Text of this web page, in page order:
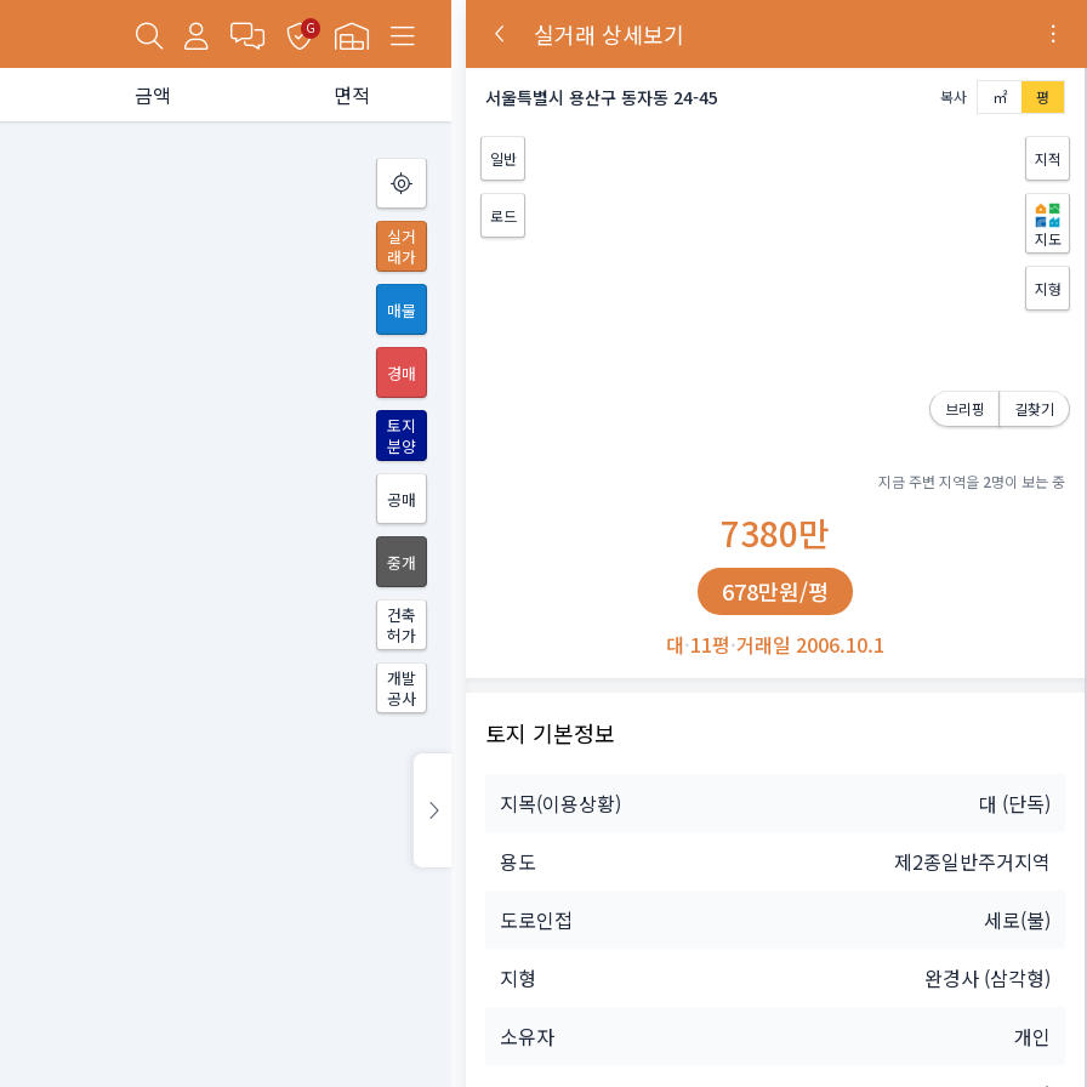
G
금액 면적
실거
래가
매물
경매
토지
분양
공매
중개
건축
허가
개발
공사
실거래 상세보기
서울특별시 용산구 동자동 24-45 복사 ㎡ 평
일반
로드
지적
지도
지형
브리핑 길찾기
지금 주변 지역을 2명이 보는 중
7380만
678만원/평
대·11평·거래일 2006.10.1
토지 기본정보
지목(이용상황) 대 (단독)
용도
제2종일반주거지역
도로인접
세로(불)
지형
완경사 (삼각형)
소유자
개인